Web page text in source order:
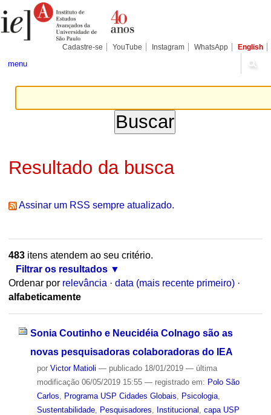
para
conteúdo.
Pessoais
Cadastre-se YouTube Instagram WhatsApp English
menu
Resultado da busca
Assinar um RSS sempre atualizado.
483itens atendem ao seu critério.
Filtrar os resultados
Ordenar por relevância · data (mais recente primeiro) ·
alfabeticamente
Sonia Coutinho e Neucidéia Colnago são as
novas pesquisadoras colaboradoras do IEA
por Victor Matioli — publicado18/01/2019 — última
modificação06/05/2019 15:55 — registrado em: Polo São
Carlos
Programa USP Cidades Globais Psicologia,
Sustentabilidade, Pesquisadores Institucional
capa USP